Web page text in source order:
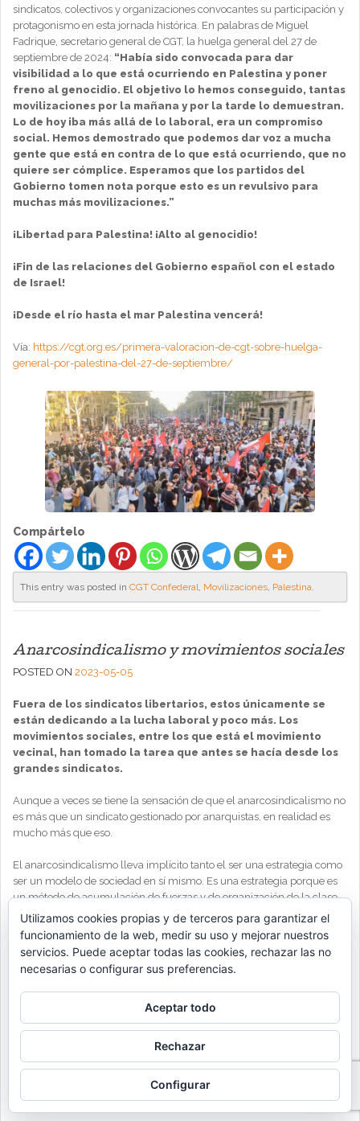
sindicatos, colectivos y organizaciones convocantes su participación y
protagonismo en esta jornada histórica. En palabras de Miguel
Fadrique, secretario general de CGT, la huelga general del 27 de
septiembre de 2024: “Había sido convocada para dar
visibilidad a lo que está ocurriendo en Palestina y poner
freno al genocidio. El objetivo lo hemos conseguido, tantas
movilizaciones por la mañana y por la tarde lo demuestran.
Lo de hoy iba más allá de lo laboral, era un compromiso
social. Hemos demostrado que podemos dar voz a mucha
gente que está en contra de lo que está ocurriendo, que no
quiere ser cómplice. Esperamos que los partidos del
Gobierno tomen nota porque esto es un revulsivo para
muchas más movilizaciones.”
¡Libertad para Palestina! ¡Alto al genocidio!
¡Fin de las relaciones del Gobierno español con el estado
de Israel!
¡Desde el río hasta el mar Palestina vencerá!
Vía: https://cgt.org.es/primera-valoracion-de-cgt-sobre-huelga-
general-por-palestina-del-27-de-septiembre/
Compártelo
This entry was posted in CGT Confederal Movilizaciones Palestina
Anarcosindicalismo y movimientos sociales
POSTED ON 2023-05-05
Fuera de los sindicatos libertarios, estos únicamente se
están dedicando a la lucha laboral y poco más. Los
movimientos sociales, entre los que está el movimiento
vecinal, han tomado la tarea que antes se hacía desde los
grandes sindicatos.
Aunque a veces se tiene la sensación de que el anarcosindicalismo no
es más que un sindicato gestionado por anarquistas, en realidad es
mucho más que eso.
El anarcosindicalismo lleva implícito tanto el ser una estrategia como
ser un modelo de sociedad en sí mismo. Es una estrategia porque es
un método de acumulación de fuerzas y de organización de la clase
trabajadora a partir de la lucha laboral. Y es un modelo de sociedad,
porque el anarcosindicalismo podría sustituir al Estado. Y es que el
Estado no es más que una forma de administrar la sociedad, una
organización social al servicio de la clase dominante. Además, su
propia existencia y desarrollo crea unas relaciones sociales concretas.
Como sabemos que son posible otras relaciones sociales, también nos
es posible imaginar otro tipo de formas de administrar la sociedad que
no estén al servicio de esa clase.
Continúa en:
https://www.elsaltodiario.com/opinion/anarcosindicalismo-
Utilizamos cookies propias y de terceros para garantizar el
funcionamiento de la web, medir su uso y mejorar nuestros
servicios. Puede aceptar todas las cookies, rechazar las no
necesarias o configurar sus preferencias.
Aceptar todo
Rechazar
Configurar